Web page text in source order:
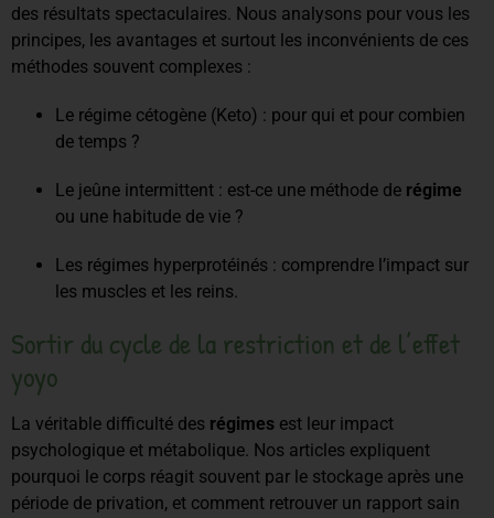
des résultats spectaculaires. Nous analysons pour vous les
principes, les avantages et surtout les inconvénients de ces
méthodes souvent complexes :
Le régime cétogène (Keto) : pour qui et pour combien
de temps ?
Le jeûne intermittent : est-ce une méthode de régime
ou une habitude de vie ?
Les régimes hyperprotéinés : comprendre l’impact sur
les muscles et les reins.
Sortir du cycle de la restriction et de l’effet
yoyo
La véritable difficulté des régimes est leur impact
psychologique et métabolique. Nos articles expliquent
pourquoi le corps réagit souvent par le stockage après une
période de privation, et comment retrouver un rapport sain